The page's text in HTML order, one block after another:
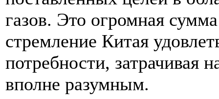
газов. Это огромная
стремление Китая
потребности, затрачивая
вполне разумным.